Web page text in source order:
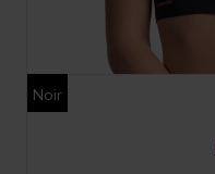
Noir